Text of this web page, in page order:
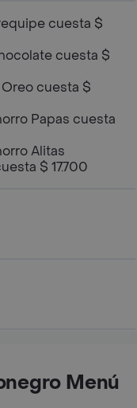
cuesta $
cuesta $
cuesta $
Papas cuesta
Alitas
$ 17.700
Menú